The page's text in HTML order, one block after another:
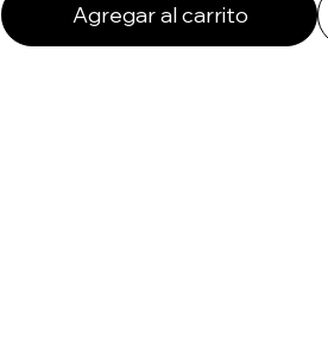
Agregar al carrito